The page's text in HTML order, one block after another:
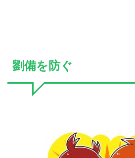
劉備を防ぐ